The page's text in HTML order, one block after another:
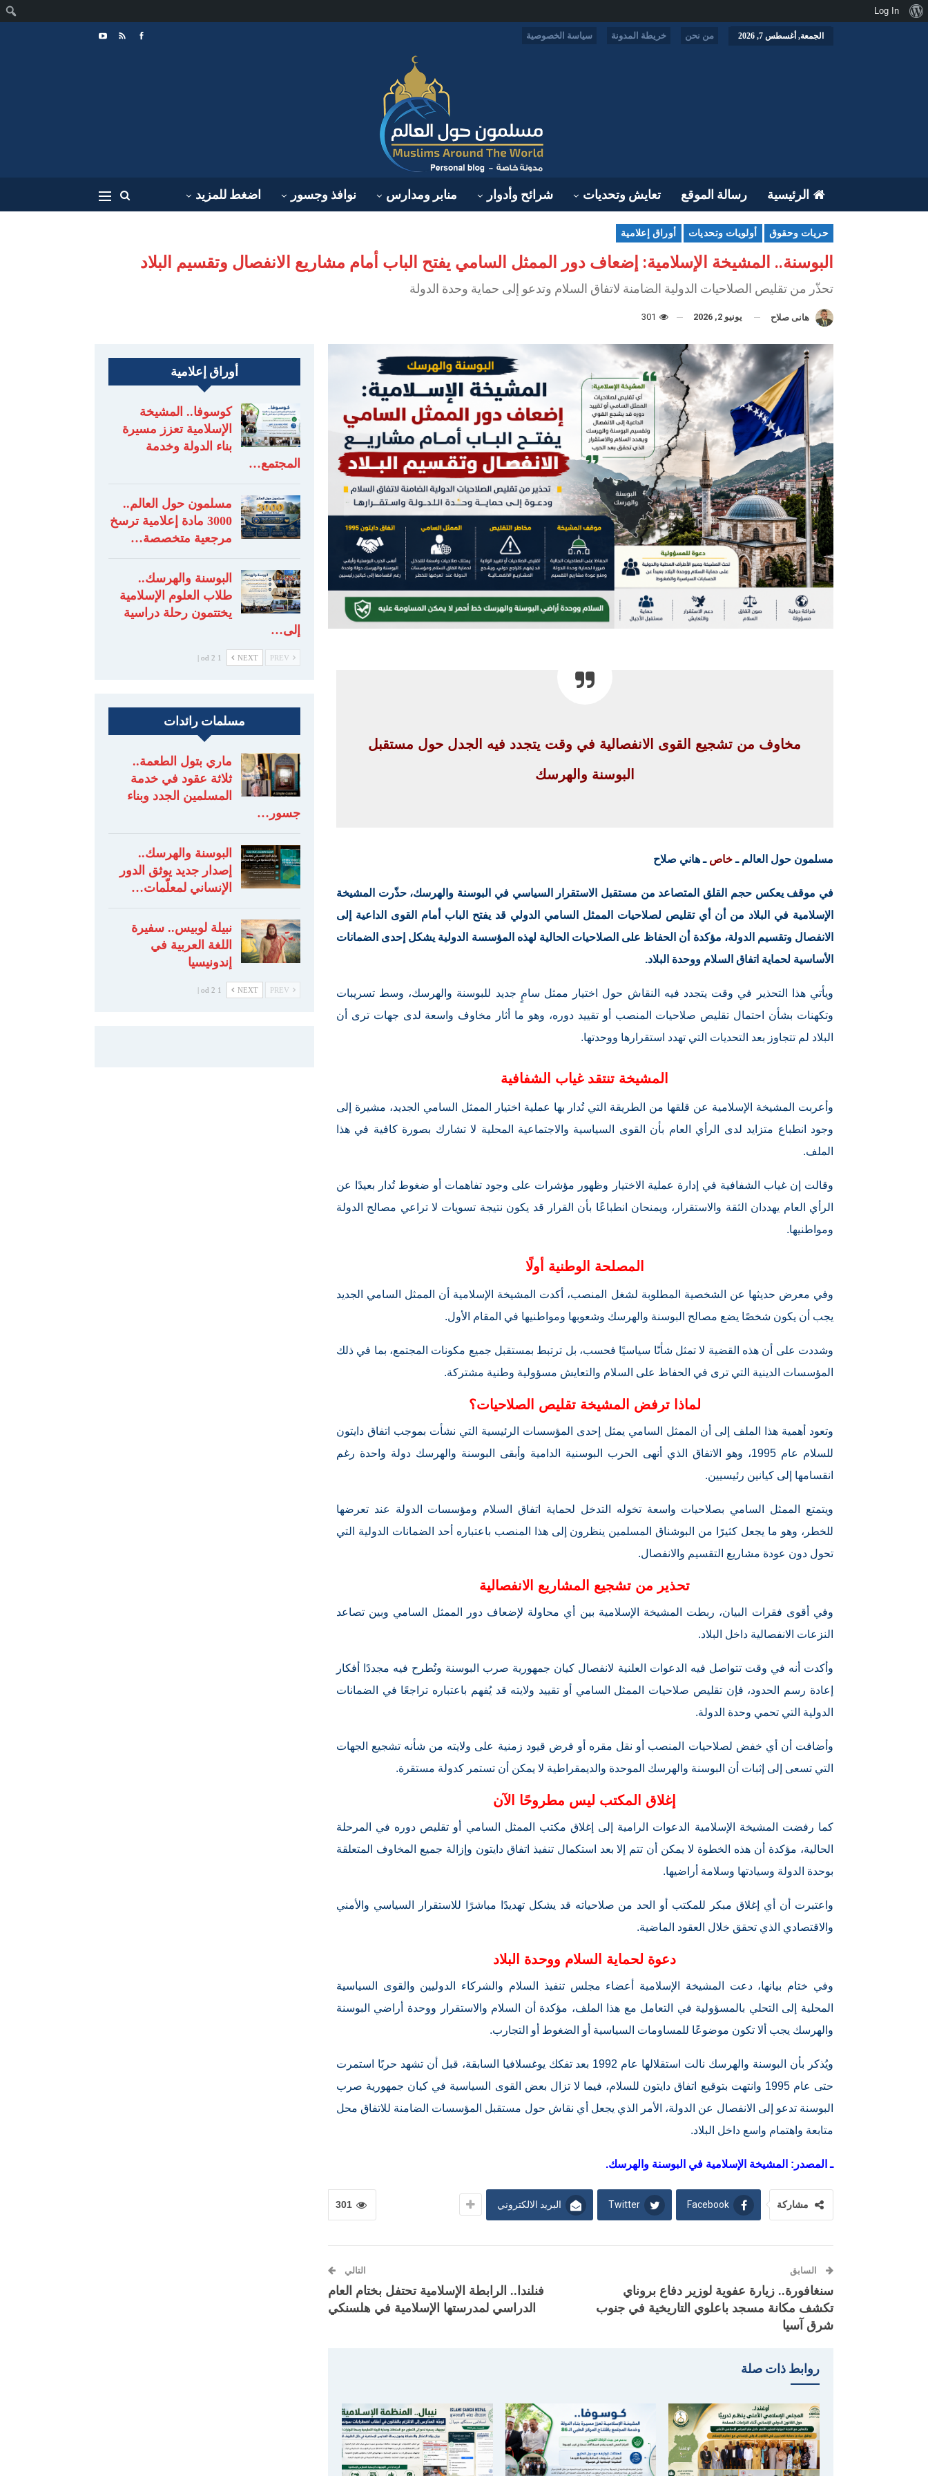
الجمعة, أغسطس 7, 2026 من نحن خريطة المدونة سياسة الخصوصية
الرئيسية رسالة الموقع تعايش وتحديات شرائح وأدوار منابر ومدارس نوافذ وجسور اضغط للمزيد
حريات وحقوق أولويات وتحديات أوراق إعلامية
البوسنة.. المشيخة الإسلامية: إضعاف دور الممثل السامي يفتح الباب أمام مشاريع الانفصال وتقسيم البلاد
تحذّر من تقليص الصلاحيات الدولية الضامنة لاتفاق السلام وتدعو إلى حماية وحدة الدولة
هانى صلاح يونيو 2, 2026
مخاوف من تشجيع القوى الانفصالية في وقت يتجدد فيه الجدل حول مستقبل
البوسنة والهرسك
مسلمون حول العالم ـخاص ـ هاني صلاح
في موقف يعكس حجم القلق المتصاعد من مستقبل الاستقرار السياسي في البوسنة والهرسك، حذّرت المشيخة
الإسلامية في البلاد من أن أي تقليص لصلاحيات الممثل السامي الدولي قد يفتح الباب أمام القوى الداعية إلى
الانفصال وتقسيم الدولة، مؤكدة أن الحفاظ على الصلاحيات الحالية لهذه المؤسسة الدولية يشكل إحدى الضمانات
الأساسية لحماية اتفاق السلام ووحدة البلاد.
ويأتي هذا التحذير في وقت يتجدد فيه النقاش حول اختيار ممثل سامٍ جديد للبوسنة والهرسك، وسط تسريبات
وتكهنات بشأن احتمال تقليص صلاحيات المنصب أو تقييد دوره، وهو ما أثار مخاوف واسعة لدى جهات ترى أن
البلاد لم تتجاوز بعد التحديات التي تهدد استقرارها ووحدتها.
المشيخة تنتقد غياب الشفافية
وأعربت المشيخة الإسلامية عن قلقها من الطريقة التي تُدار بها عملية اختيار الممثل السامي الجديد، مشيرة إلى
وجود انطباع متزايد لدى الرأي العام بأن القوى السياسية والاجتماعية المحلية لا تشارك بصورة كافية في هذا
الملف.
وقالت إن غياب الشفافية في إدارة عملية الاختيار وظهور مؤشرات على وجود تفاهمات أو ضغوط تُدار بعيدًا عن
الرأي العام يهددان الثقة والاستقرار، ويمنحان انطباعًا بأن القرار قد يكون نتيجة تسويات لا تراعي مصالح الدولة
ومواطنيها.
المصلحة الوطنية أولًا
وفي معرض حديثها عن الشخصية المطلوبة لشغل المنصب، أكدت المشيخة الإسلامية أن الممثل السامي الجديد
يجب أن يكون شخصًا يضع مصالح البوسنة والهرسك وشعوبها ومواطنيها في المقام الأول.
وشددت على أن هذه القضية لا تمثل شأنًا سياسيًا فحسب، بل ترتبط بمستقبل جميع مكونات المجتمع، بما في ذلك
المؤسسات الدينية التي ترى في الحفاظ على السلام والتعايش مسؤولية وطنية مشتركة.
لماذا ترفض المشيخة تقليص الصلاحيات؟
وتعود أهمية هذا الملف إلى أن الممثل السامي يمثل إحدى المؤسسات الرئيسية التي نشأت بموجب اتفاق دايتون
للسلام عام 1995، وهو الاتفاق الذي أنهى الحرب البوسنية الدامية وأبقى البوسنة والهرسك دولة واحدة رغم
انقسامها إلى كيانين رئيسيين.
ويتمتع الممثل السامي بصلاحيات واسعة تخوله التدخل لحماية اتفاق السلام ومؤسسات الدولة عند تعرضها
للخطر، وهو ما يجعل كثيرًا من البوشناق المسلمين ينظرون إلى هذا المنصب باعتباره أحد الضمانات الدولية التي
تحول دون عودة مشاريع التقسيم والانفصال.
تحذير من تشجيع المشاريع الانفصالية
وفي أقوى فقرات البيان، ربطت المشيخة الإسلامية بين أي محاولة لإضعاف دور الممثل السامي وبين تصاعد
النزعات الانفصالية داخل البلاد.
وأكدت أنه في وقت تتواصل فيه الدعوات العلنية لانفصال كيان جمهورية صرب البوسنة وتُطرح فيه مجددًا أفكار
إعادة رسم الحدود، فإن تقليص صلاحيات الممثل السامي أو تقييد ولايته قد يُفهم باعتباره تراجعًا في الضمانات
الدولية التي تحمي وحدة الدولة.
وأضافت أن أي خفض لصلاحيات المنصب أو نقل مقره أو فرض قيود زمنية على ولايته من شأنه تشجيع الجهات
التي تسعى إلى إثبات أن البوسنة والهرسك الموحدة والديمقراطية لا يمكن أن تستمر كدولة مستقرة.
إغلاق المكتب ليس مطروحًا الآن
كما رفضت المشيخة الإسلامية الدعوات الرامية إلى إغلاق مكتب الممثل السامي أو تقليص دوره في المرحلة
الحالية، مؤكدة أن هذه الخطوة لا يمكن أن تتم إلا بعد استكمال تنفيذ اتفاق دايتون وإزالة جميع المخاوف المتعلقة
بوحدة الدولة وسيادتها وسلامة أراضيها.
واعتبرت أن أي إغلاق مبكر للمكتب أو الحد من صلاحياته قد يشكل تهديدًا مباشرًا للاستقرار السياسي والأمني
والاقتصادي الذي تحقق خلال العقود الماضية.
دعوة لحماية السلام ووحدة البلاد
وفي ختام بيانها، دعت المشيخة الإسلامية أعضاء مجلس تنفيذ السلام والشركاء الدوليين والقوى السياسية
المحلية إلى التحلي بالمسؤولية في التعامل مع هذا الملف، مؤكدة أن السلام والاستقرار ووحدة أراضي البوسنة
والهرسك يجب ألا تكون موضوعًا للمساومات السياسية أو الضغوط أو التجارب.
ويُذكر بأن البوسنة والهرسك نالت استقلالها عام 1992 بعد تفكك يوغسلافيا السابقة، قبل أن تشهد حربًا استمرت
حتى عام 1995 وانتهت بتوقيع اتفاق دايتون للسلام، فيما لا تزال بعض القوى السياسية في كيان جمهورية صرب
البوسنة تدعو إلى الانفصال عن الدولة، الأمر الذي يجعل أي نقاش حول مستقبل المؤسسات الضامنة للاتفاق محل
متابعة واهتمام واسع داخل البلاد.
ـ المصدر: المشيخة الإسلامية في البوسنة والهرسك.
301 مشاركة Facebook
Twitter البريد الالكتروني
السابق
سنغافورة.. زيارة عفوية لوزير دفاع بروناي
تكشف مكانة مسجد باعلوي التاريخية في جنوب
شرق آسيا
التالي
فنلندا.. الرابطة الإسلامية تحتفل بختام العام
الدراسي لمدرستها الإسلامية في هلسنكي
روابط ذات صلة
أوراق إعلامية
كوسوفا.. المشيخة
الإسلامية تعزز مسيرة
بناء الدولة وخدمة
المجتمع…
مسلمون حول العالم..
3000 مادة إعلامية ترسخ
مرجعية متخصصة…
البوسنة والهرسك..
طلاب العلوم الإسلامية
يختتمون رحلة دراسية
إلى…
NEXT
1 od 2 |
مسلمات رائدات
ماري بتول الطعمة..
ثلاثة عقود في خدمة
المسلمين الجدد وبناء
جسور…
البوسنة والهرسك..
إصدار جديد يوثق الدور
الإنساني لمعلّمات…
نبيلة لوبيس.. سفيرة
اللغة العربية في
إندونيسيا
NEXT
1 od 2 |
نبذةLog In